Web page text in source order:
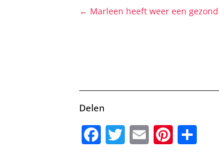
← Marleen heeft weer een
Delen
F T E Pi